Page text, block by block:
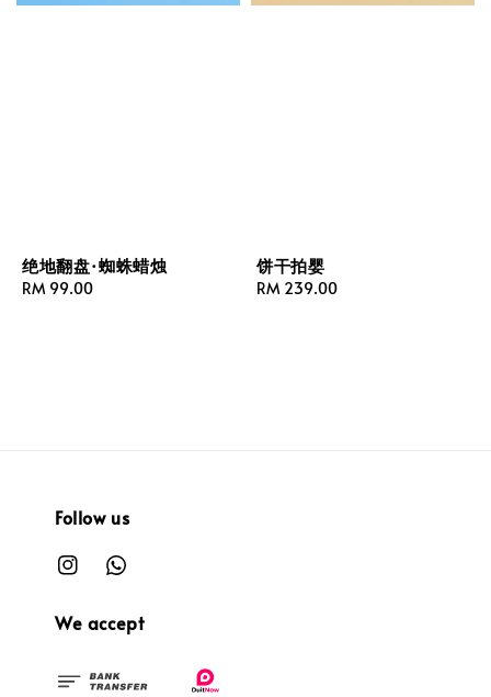
绝地翻盘·蜘蛛蜡烛
Regular
RM 99.00
饼干拍婴
Regular
RM 239.00
Follow us
We accept